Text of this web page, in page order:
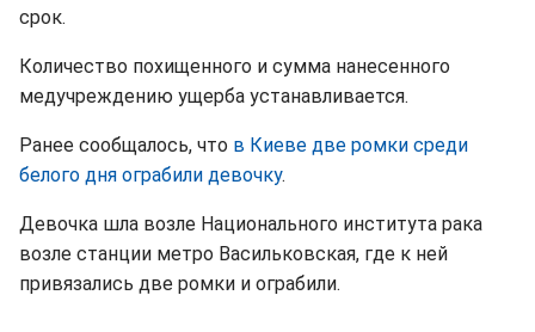
срок.
Количество похищенного и сумма нанесенного
медучреждению ущерба устанавливается.
Ранее сообщалось, что в Киеве две ромки среди
белого дня ограбили девочку.
Девочка шла возле Национального института рака
возле станции метро Васильковская, где к ней
привязались две ромки и ограбили.